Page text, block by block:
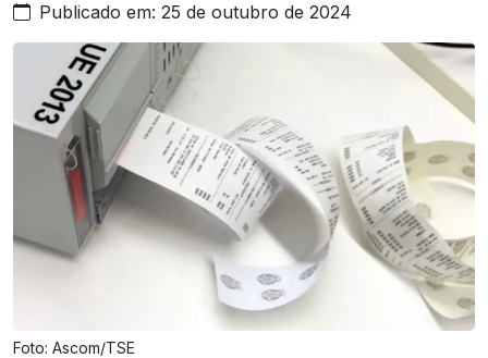
Publicado em: 25 de outubro de 2024
Foto: Ascom/TSE